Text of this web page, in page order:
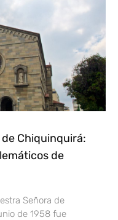
Chiquinquirá:
de
Señora de
de 1958 fue